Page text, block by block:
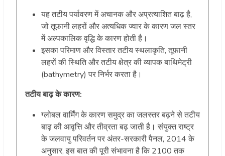
यह तटीय पर्यावरण में अचानक और अप्रत्याशित बाढ़ है,
जो तूफानी लहरों और अत्यधिक ज्वार के कारण जल स्तर
में अल्पकालिक वृद्धि के कारण होती है।
इसका परिमाण और विस्तार तटीय स्थलाकृति, तूफानी
लहरों की स्थिति और तटीय क्षेत्र की व्यापक बाथिमेट्री
(bathymetry) पर निर्भर करता है।
तटीय बाढ़ के कारण:
ग्लोबल वार्मिंग के कारण समुद्र का जलस्तर बढ़ने से तटीय
बाढ़ की आवृत्ति और तीव्रता बढ़ जाती है। संयुक्त राष्ट्र
के जलवायु परिवर्तन पर अंतर-सरकारी पैनल, 2014 के
अनुसार, इस बात की पूरी संभावना है कि 2100 तक